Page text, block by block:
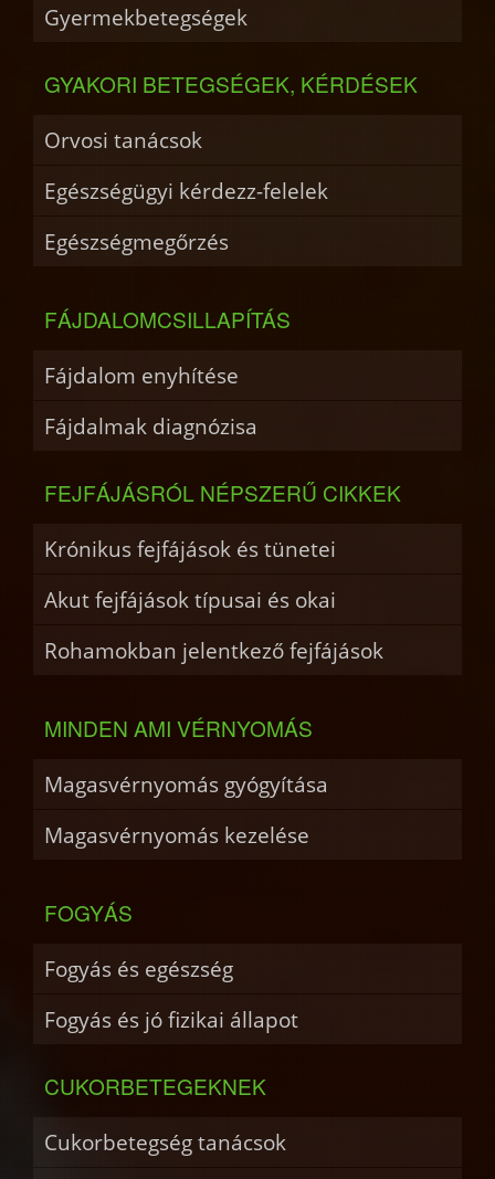
Gyermekbetegségek
GYAKORI BETEGSÉGEK, KÉRDÉSEK
Orvosi tanácsok
Egészségügyi kérdezz-felelek
Egészségmegőrzés
FÁJDALOMCSILLAPÍTÁS
Fájdalom enyhítése
Fájdalmak diagnózisa
FEJFÁJÁSRÓL NÉPSZERŰ CIKKEK
Krónikus fejfájások és tünetei
Akut fejfájások típusai és okai
Rohamokban jelentkező fejfájások
MINDEN AMI VÉRNYOMÁS
Magasvérnyomás gyógyítása
Magasvérnyomás kezelése
FOGYÁS
Fogyás és egészség
Fogyás és jó fizikai állapot
CUKORBETEGEKNEK
Cukorbetegség tanácsok